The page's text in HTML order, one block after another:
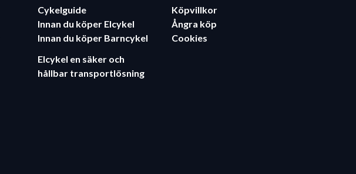
Cykelguide
Innan du köper Elcykel
Innan du köper Barncykel
Elcykel en säker och
hållbar transportlösning
Köpvillkor
Ångra köp
Cookies